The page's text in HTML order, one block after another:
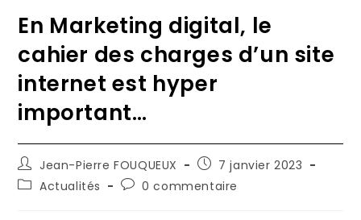
En Marketing digital, le
cahier des charges d’un site
internet est hyper
important…
Auteur/autrice
de
la
Jean-Pierre FOUQUEUX
Publication
publiée :
7 janvier 2023
PostActualités
Commentaires
0 commentaire